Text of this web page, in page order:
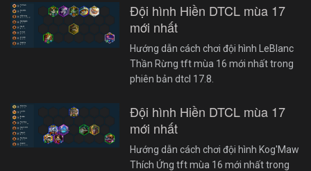
Đội hình Hiền DTCL mùa 17
mới nhất
Hướng dẫn cách chơi đội hình LeBlanc
Thần Rừng tft mùa 16 mới nhất trong
phiên bản dtcl 17.8.
Đội hình Hiền DTCL mùa 17
mới nhất
Hướng dẫn cách chơi đội hình Kog'Maw
Thích Ứng tft mùa 16 mới nhất trong